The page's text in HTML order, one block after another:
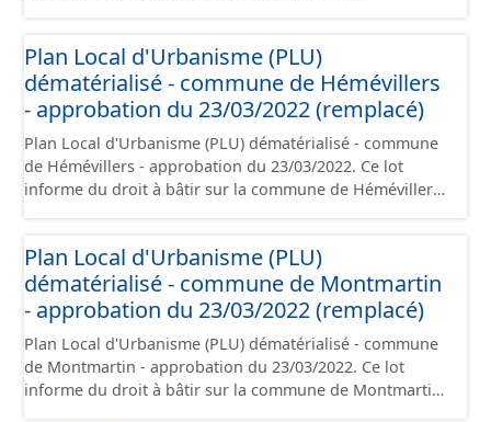
contient les pièces administratives, le rapport de
présentation, le PADD, le règlement (à l'exception des
plans de zonages), les annexes, les orientations
d'aménagement et les données géographiques. Malgré
l'attention portée à la création de ces données, il est
rappelé que seuls les documents papier font foi et sont
opposables d'un point de vue juridique.
Plan Local d'Urbanisme (PLU)
dématérialisé - commune de Hémévillers
- approbation du 23/03/2022 (remplacé)
Plan Local d'Urbanisme (PLU) dématérialisé - commune
de Hémévillers - approbation du 23/03/2022. Ce lot
informe du droit à bâtir sur la commune de Hémévillers.
administratives, le rapport de présentation, le PADD, le
règlement (à l'exception des plans de zonages), les
annexes, les orientations d'aménagement et les données
géographiques. Malgré l'attention portée à la création
de ces données, il est rappelé que seuls les documents
papier font foi et sont opposables d'un point de vue
juridique.
Plan Local d'Urbanisme (PLU)
dématérialisé - commune de Montmartin
- approbation du 23/03/2022 (remplacé)
Plan Local d'Urbanisme (PLU) dématérialisé - commune
de Montmartin - approbation du 23/03/2022. Ce lot
informe du droit à bâtir sur la commune de Montmartin.